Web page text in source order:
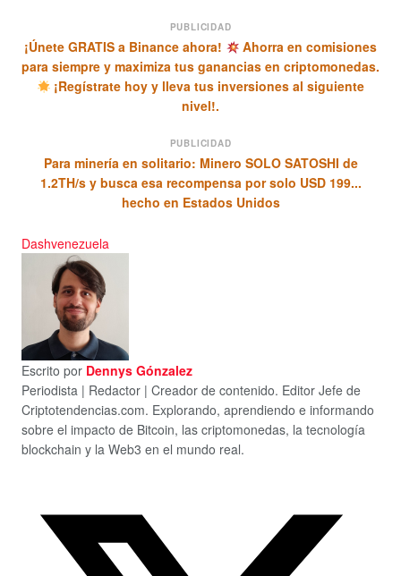
PUBLICIDAD
¡Únete GRATIS a Binance ahora!
Ahorra en comisiones
para siempre y maximiza tus ganancias en criptomonedas.
¡Regístrate hoy y lleva tus inversiones al siguiente
nivel!.
PUBLICIDAD
Para minería en solitario: Minero SOLO SATOSHI de
1.2TH/s y busca esa recompensa por solo USD 199...
hecho en Estados Unidos
Dashvenezuela
Escrito por Dennys Gónzalez
Periodista | Redactor | Creador de contenido. Editor Jefe de
Criptotendencias.com. Explorando, aprendiendo e informando
sobre el impacto de Bitcoin, las criptomonedas, la tecnología
blockchain y la Web3 en el mundo real.